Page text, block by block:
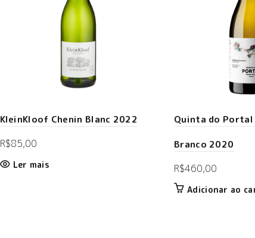
KleinKloof Chenin Blanc 2022
R$85,00
Ler mais
Quinta do Portal
Branco 2020
R$460,00
Adicionar ao